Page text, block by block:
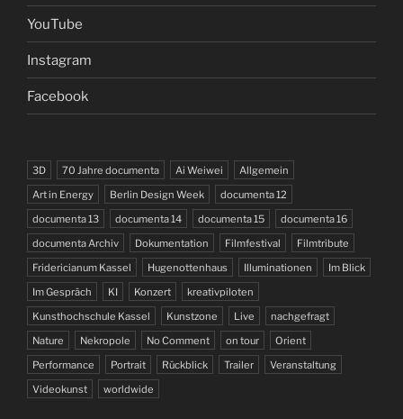
YouTube
Instagram
Facebook
3D 70 Jahre documenta Ai Weiwei
Allgemein
Art in Energy
Berlin Design Week
documenta 12
documenta 13
documenta 14 documenta 15
documenta 16
documenta Archiv
Dokumentation Filmfestival
Filmtribute
Fridericianum Kassel
Hugenottenhaus Illuminationen
Im Blick
Im Gespräch
KI Konzert
kreativpiloten
Kunsthochschule Kassel
Kunstzone Live
nachgefragt
Nature
Nekropole No Comment on tour
Orient
Performance
Portrait Rückblick Trailer
Veranstaltung
Videokunst
worldwide